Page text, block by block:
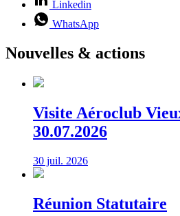
Linkedin
WhatsApp
Nouvelles & actions
Visite Aéroclub
30.07.2026
30 juil. 2026
Réunion Statutaire